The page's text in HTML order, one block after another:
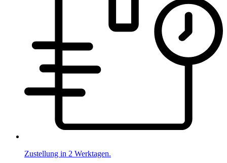
Zustellung in 2 Werktagen.